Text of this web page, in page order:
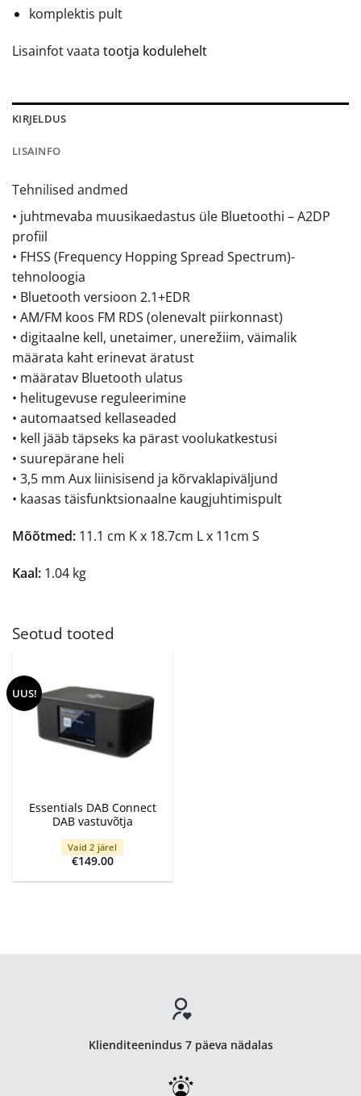
komplektis pult
Lisainfot vaata tootja kodulehelt
KIRJELDUS
LISAINFO
Tehnilised andmed
• juhtmevaba muusikaedastus üle Bluetoothi – A2DP
profiil
• FHSS (Frequency Hopping Spread Spectrum)-
tehnoloogia
• Bluetooth versioon 2.1+EDR
• AM/FM koos FM RDS (olenevalt piirkonnast)
• digitaalne kell, unetaimer, unerežiim, väimalik
määrata kaht erinevat äratust
• määratav Bluetooth ulatus
• helitugevuse reguleerimine
• automaatsed kellaseaded
• kell jääb täpseks ka pärast voolukatkestusi
• suurepärane heli
• 3,5 mm Aux liinisisend ja kõrvaklapiväljund
• kaasas täisfunktsionaalne kaugjuhtimispult
Mõõtmed: 11.1 cm K x 18.7cm L x 11cm S
Kaal: 1.04 kg
Seotud tooted
UUS!
Essentials DAB Connect
DAB vastuvõtja
Vaid 2 järel
€149.00
Klienditeenindus 7 päeva nädalas